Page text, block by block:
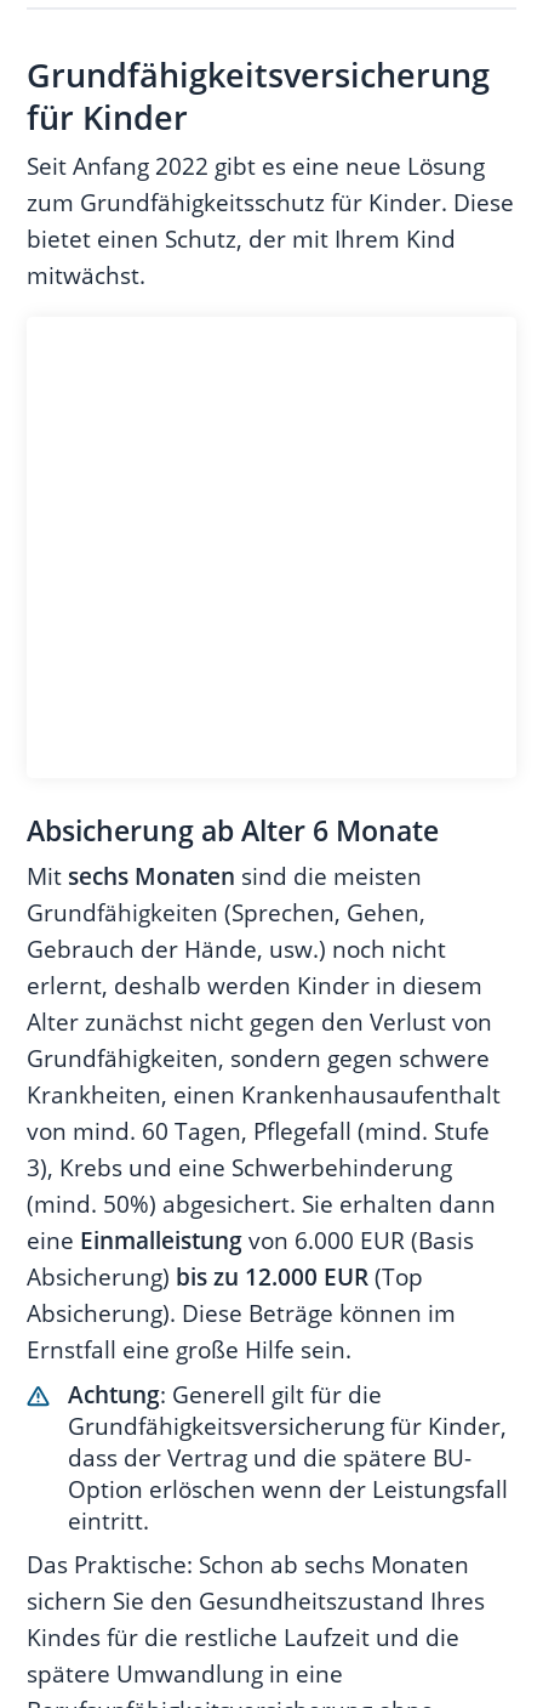
Grundfähigkeitsversicherung
für Kinder
Seit Anfang 2022 gibt es eine neue Lösung
zum Grundfähigkeitsschutz für Kinder. Diese
bietet einen Schutz, der mit Ihrem Kind
mitwächst.
Absicherung ab Alter 6 Monate
Mit sechs Monaten sind die meisten
Grundfähigkeiten (Sprechen, Gehen,
Gebrauch der Hände, usw.) noch nicht
erlernt, deshalb werden Kinder in diesem
Alter zunächst nicht gegen den Verlust von
Grundfähigkeiten, sondern gegen schwere
Krankheiten, einen Krankenhausaufenthalt
von mind. 60 Tagen, Pflegefall (mind. Stufe
3), Krebs und eine Schwerbehinderung
(mind. 50%) abgesichert. Sie erhalten dann
eine Einmalleistungvon 6.000 EUR (Basis
Absicherung) bis zu 12.000 EUR(Top
Absicherung). Diese Beträge können im
Ernstfall eine große Hilfe sein.
Achtung: Generell gilt für die
Grundfähigkeitsversicherung für Kinder,
dass der Vertrag und die spätere BU-
Option erlöschen wenn der Leistungsfall
eintritt.
Das Praktische: Schon ab sechs Monaten
sichern Sie den Gesundheitszustand Ihres
Kindes für die restliche Laufzeit und die
spätere Umwandlung in eine